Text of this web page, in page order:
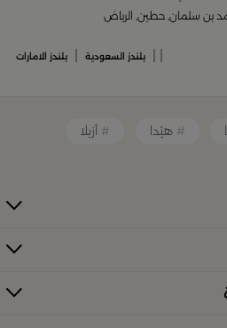
أجواءً فريدة في المكان
بعناية توازن بين الذوق
بن سلمان, حطين, الرياض
بلندز السعودية بلندز الامارات
هيْدا أزيلا